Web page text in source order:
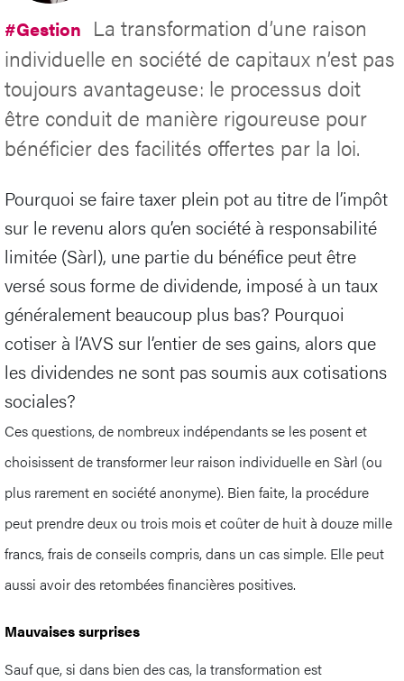
#Gestion La transformation d’une raison
individuelle en société de capitaux n’est pas
toujours avantageuse: le processus doit
être conduit de manière rigoureuse pour
bénéficier des facilités offertes par la loi.
Pourquoi se faire taxer plein pot au titre de l’impôt
sur le revenu alors qu’en société à responsabilité
limitée (Sàrl), une partie du bénéfice peut être
versé sous forme de dividende, imposé à un taux
généralement beaucoup plus bas? Pourquoi
cotiser à l’AVS sur l’entier de ses gains, alors que
les dividendes ne sont pas soumis aux cotisations
sociales?
Ces questions, de nombreux indépendants se les posent et
choisissent de transformer leur raison individuelle en Sàrl (ou
plus rarement en société anonyme). Bien faite, la procédure
peut prendre deux ou trois mois et coûter de huit à douze mille
francs, frais de conseils compris, dans un cas simple. Elle peut
aussi avoir des retombées financières positives.
Mauvaises surprises
Sauf que, si dans bien des cas, la transformation est